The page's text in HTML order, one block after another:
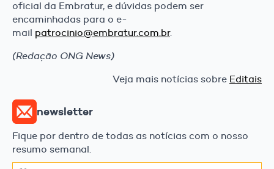
oficial da Embratur, e dúvidas podem ser
encaminhadas para o e-
mail patrocinio@embratur.com.br.
(Redação ONG News)
Veja mais notícias sobre Editais
newsletter
Fique por dentro de todas as notícias com o nosso
resumo semanal.